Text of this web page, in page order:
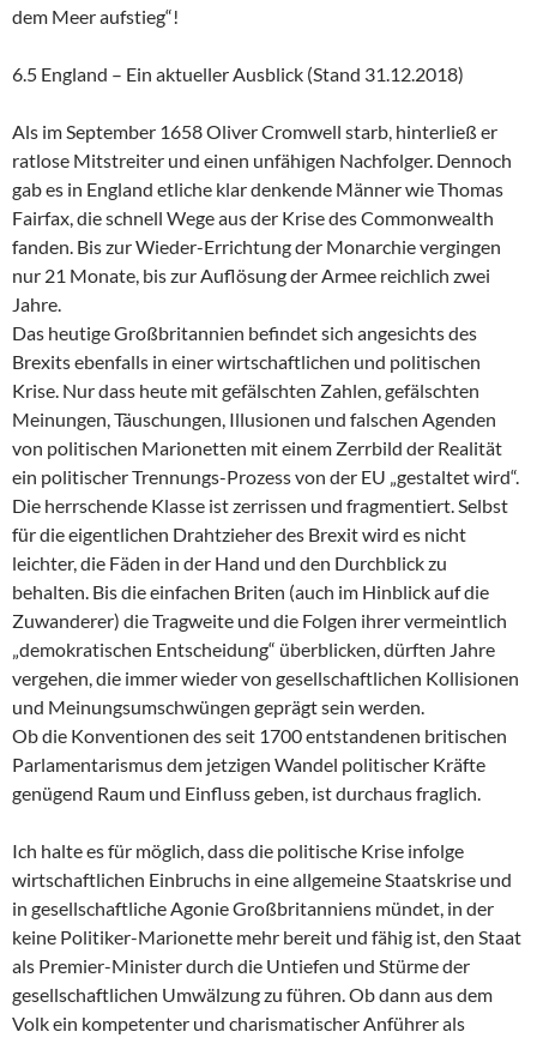
dem Meer aufstieg“!
6.5 England – Ein aktueller Ausblick (Stand 31.12.2018)
Als im September 1658 Oliver Cromwell starb, hinterließ er
ratlose Mitstreiter und einen unfähigen Nachfolger. Dennoch
gab es in England etliche klar denkende Männer wie Thomas
Fairfax, die schnell Wege aus der Krise des Commonwealth
fanden. Bis zur Wieder-Errichtung der Monarchie vergingen
nur 21 Monate, bis zur Auflösung der Armee reichlich zwei
Jahre.
Das heutige Großbritannien befindet sich angesichts des
Brexits ebenfalls in einer wirtschaftlichen und politischen
Krise. Nur dass heute mit gefälschten Zahlen, gefälschten
Meinungen, Täuschungen, Illusionen und falschen Agenden
von politischen Marionetten mit einem Zerrbild der Realität
ein politischer Trennungs-Prozess von der EU „gestaltet wird“.
Die herrschende Klasse ist zerrissen und fragmentiert. Selbst
für die eigentlichen Drahtzieher des Brexit wird es nicht
leichter, die Fäden in der Hand und den Durchblick zu
behalten. Bis die einfachen Briten (auch im Hinblick auf die
Zuwanderer) die Tragweite und die Folgen ihrer vermeintlich
„demokratischen Entscheidung“ überblicken, dürften Jahre
vergehen, die immer wieder von gesellschaftlichen Kollisionen
und Meinungsumschwüngen geprägt sein werden.
Ob die Konventionen des seit 1700 entstandenen britischen
Parlamentarismus dem jetzigen Wandel politischer Kräfte
genügend Raum und Einfluss geben, ist durchaus fraglich.
Ich halte es für möglich, dass die politische Krise infolge
wirtschaftlichen Einbruchs in eine allgemeine Staatskrise und
in gesellschaftliche Agonie Großbritanniens mündet, in der
keine Politiker-Marionette mehr bereit und fähig ist, den Staat
als Premier-Minister durch die Untiefen und Stürme der
gesellschaftlichen Umwälzung zu führen. Ob dann aus dem
Volk ein kompetenter und charismatischer Anführer als